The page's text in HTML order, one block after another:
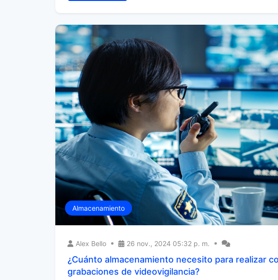
Almacenamiento
Alex Bello 26 nov., 2024 05:32 p. m.
¿Cuánto almacenamiento necesito para realizar
grabaciones de videovigilancia?